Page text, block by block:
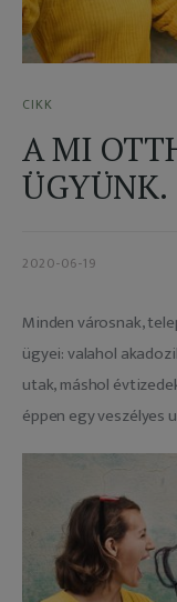
Ellensúly
Adatkezelés
CIKK
A MI
ÜGYÜNK.
2020-06-19
Minden városnak,
ügyei: valahol
utak, máshol
éppen egy veszélyes